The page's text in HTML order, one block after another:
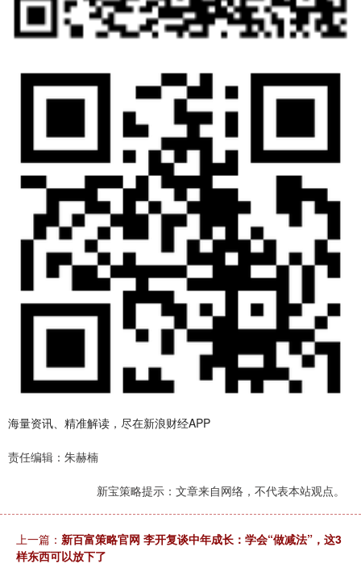
海量资讯、精准解读，尽在新浪财经APP
责任编辑：朱赫楠
新宝策略提示：文章来自网络，不代表本站观点。
上一篇： 新百富策略官网 李开复谈中年成长：学会“做减法”，这3
样东西可以放下了